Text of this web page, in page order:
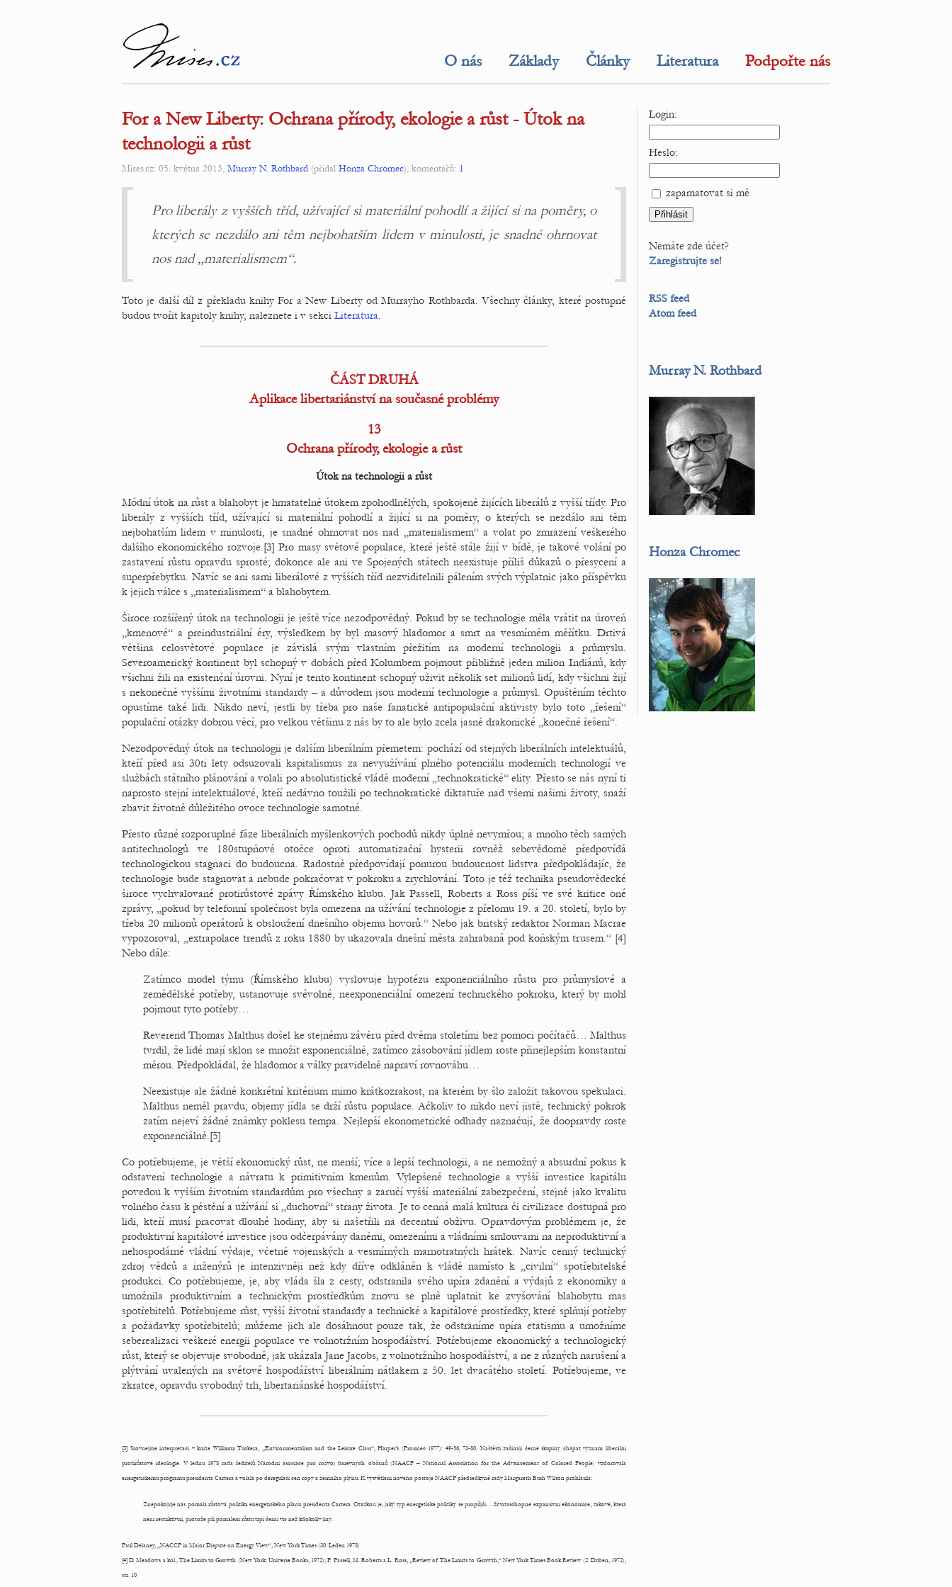
O nás Základy Články Literatura Podpořte nás
For a New Liberty: Ochrana přírody, ekologie a růst - Útok na
technologii a růst
Mises.cz: 05. května 2013, Murray N. Rothbard (přidal Honza Chromec), komentářů: 1
Pro liberály z vyšších tříd, užívající si materiální pohodlí a žijící si na poměry, o
kterých se nezdálo ani těm nejbohatším lidem v minulosti, je snadné ohrnovat
nos nad „materialismem“.
Toto je další díl z překladu knihy For a New Liberty od Murrayho Rothbarda. Všechny články, které postupně
budou tvořit kapitoly knihy, naleznete i v sekci Literatura.
ČÁST DRUHÁ
Aplikace libertariánství na současné problémy
13
Ochrana přírody, ekologie a růst
Útok na technologii a růst
Módní útok na růst a blahobyt je hmatatelně útokem zpohodlnělých, spokojeně žijících liberálů z vyšší třídy. Pro
liberály z vyšších tříd, užívající si materiální pohodlí a žijící si na poměry, o kterých se nezdálo ani těm
nejbohatším lidem v minulosti, je snadné ohrnovat nos nad „materialismem“ a volat po zmrazení veškerého
dalšího ekonomického rozvoje.[3] Pro masy světové populace, které ještě stále žijí v bídě, je takové volání po
zastavení růstu opravdu sprosté; dokonce ale ani ve Spojených státech neexistuje příliš důkazů o přesycení a
superpřebytku. Navíc se ani sami liberálové z vyšších tříd nezviditelnili pálením svých výplatnic jako příspěvku
k jejich válce s „materialismem“ a blahobytem.
Široce rozšířený útok na technologii je ještě více nezodpovědný. Pokud by se technologie měla vrátit na úroveň
„kmenové“ a preindustriální éry, výsledkem by byl masový hladomor a smrt na vesmírném měřítku. Drtivá
většina celosvětové populace je závislá svým vlastním přežitím na moderní technologii a průmyslu.
Severoamerický kontinent byl schopný v dobách před Kolumbem pojmout přibližně jeden milion Indiánů, kdy
všichni žili na existenční úrovni. Nyní je tento kontinent schopný uživit několik set milionů lidí, kdy všichni žijí
s nekonečně vyššími životními standardy – a důvodem jsou moderní technologie a průmysl. Opuštěním těchto
opustíme také lidi. Nikdo neví, jestli by třeba pro naše fanatické antipopulační aktivisty bylo toto „řešení“
populační otázky dobrou věcí, pro velkou většinu z nás by to ale bylo zcela jasně drakonické „konečné řešení“.
Nezodpovědný útok na technologii je dalším liberálním přemetem: pochází od stejných liberálních intelektuálů,
kteří před asi 30ti lety odsuzovali kapitalismus za nevyužívání plného potenciálu moderních technologií ve
službách státního plánování a volali po absolutistické vládě moderní „technokratické“ elity. Přesto se nás nyní ti
naprosto stejní intelektuálové, kteří nedávno toužili po technokratické diktatuře nad všemi našimi životy, snaží
zbavit životně důležitého ovoce technologie samotné.
Přesto různé rozporuplné fáze liberálních myšlenkových pochodů nikdy úplně nevymřou; a mnoho těch samých
antitechnologů ve 180stupňové otočce oproti automatizační hysterii rovněž sebevědomě předpovídá
technologickou stagnaci do budoucna. Radostně předpovídají ponurou budoucnost lidstva předpokládajíc, že
technologie bude stagnovat a nebude pokračovat v pokroku a zrychlování. Toto je též technika pseudovědecké
široce vychvalované protirůstové zpávy Římského klubu. Jak Passell, Roberts a Ross píší ve své kritice oné
zprávy, „pokud by telefonní společnost byla omezena na užívání technologie z přelomu 19. a 20. století, bylo by
třeba 20 milionů operátorů k obsloužení dnešního objemu hovorů.“ Nebo jak britský redaktor Norman Macrae
vypozoroval, „extrapolace trendů z roku 1880 by ukazovala dnešní města zahrabaná pod koňským trusem.“ [4]
Nebo dále:
Zatímco model týmu (Římského klubu) vyslovuje hypotézu exponenciálního růstu pro průmyslové a
zemědělské potřeby, ustanovuje svévolné, neexponenciální omezení technického pokroku, který by mohl
pojmout tyto potřeby…
Reverend Thomas Malthus došel ke stejnému závěru před dvěma stoletími bez pomoci počítačů… Malthus
tvrdil, že lidé mají sklon se množit exponenciálně, zatímco zásobování jídlem roste přinejlepším konstantní
měrou. Předpokládal, že hladomor a války pravidelně napraví rovnováhu…
Neexistuje ale žádné konkrétní kritérium mimo krátkozrakost, na kterém by šlo založit takovou spekulaci.
Malthus neměl pravdu; objemy jídla se drží růstu populace. Ačkoliv to nikdo neví jistě, technický pokrok
zatím nejeví žádné známky poklesu tempa. Nejlepší ekonometrické odhady naznačují, že doopravdy roste
exponenciálně.[5]
Co potřebujeme, je větší ekonomický růst, ne menší; více a lepší technologii, a ne nemožný a absurdní pokus k
odstavení technologie a návratu k primitivním kmenům. Vylepšené technologie a vyšší investice kapitálu
povedou k vyšším životním standardům pro všechny a zaručí vyšší materiální zabezpečení, stejně jako kvalitu
volného času k pěstění a užívání si „duchovní“ strany života. Je to cenná malá kultura či civilizace dostupná pro
lidi, kteří musí pracovat dlouhé hodiny, aby si našetřili na decentní obživu. Opravdovým problémem je, že
produktivní kapitálové investice jsou odčerpávány daněmi, omezeními a vládními smlouvami na neproduktivní a
nehospodárné vládní výdaje, včetně vojenských a vesmírných marnotratných hrátek. Navíc cenný technický
zdroj vědců a inženýrů je intenzivněji než kdy dříve odkláněn k vládě namísto k „civilní“ spotřebitelské
produkci. Co potřebujeme, je, aby vláda šla z cesty, odstranila svého upíra zdanění a výdajů z ekonomiky a
umožnila produktivním a technickým prostředkům znovu se plně uplatnit ke zvyšování blahobytu mas
spotřebitelů. Potřebujeme růst, vyšší životní standardy a technické a kapitálové prostředky, které splňují potřeby
a požadavky spotřebitelů; můžeme jich ale dosáhnout pouze tak, že odstraníme upíra etatismu a umožníme
seberealizaci veškeré energii populace ve volnotržním hospodářství. Potřebujeme ekonomický a technologický
růst, který se objevuje svobodně, jak ukázala Jane Jacobs, z volnotržního hospodářství, a ne z různých narušení a
plýtvání uvalených na světové hospodářství liberálním nátlakem z 50. let dvacátého století. Potřebujeme, ve
zkratce, opravdu svobodný trh, libertariánské hospodářství.
[3] Srovnejme interpretaci v knize Williama Tuckera, „Environmentalism and the Leisure Class“, Harper’s (Prosinec 1977): 49-56, 73-80. Naštěstí začínají černé skupiny chápat význam liberální
protirůstové ideologie. V lednu 1978 rada ředitelů Národní asociace pro rozvoj barevných občanů (NAACP – National Association for the Advancement of Colored People) vzdorovala
energetickému programu presidenta Cartera a volala po deregulaci cen ropy a zemního plynu. K vysvětlení nového postoje NAACP předsedkyně rady Margareth Bush Wilson prohlásila:
Znepokojuje nás pomalá růstová politika energetického plánu presidenta Cartera. Otázkou je, jaký typ energetické politiky se propůjčí… životaschopné expansivní ekonomice, takové, která
není restriktivní, protože při pomalém růstu trpí černí víc než kdokoliv jiný.
Paul Delaney, „NACCP in Major Dispute on Energy View“, New York Times (30. Leden 1978)
[4] D. Meadows a kol., The Limits to Growth (New York: Universe Books, 1972); P. Passell, M. Roberts a L. Ross, „Review of The Limits to Growth,“ New York Times Book Review (2. Duben, 1972),
str. 10
Login:
Heslo:
zapamatovat si mě
Nemáte zde účet?
Zaregistrujte se!
RSS feed
Atom feed
Murray N. Rothbard
Honza Chromec